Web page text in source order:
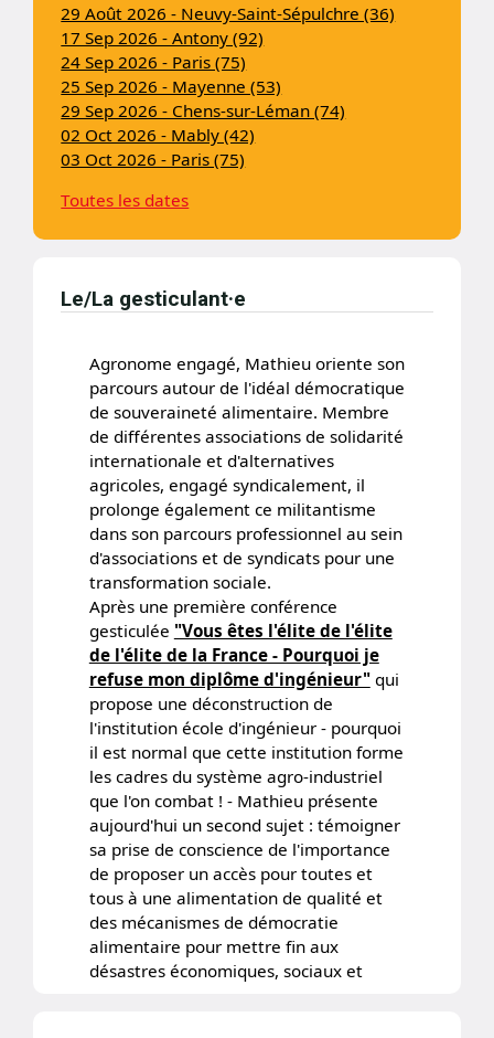
29 Août 2026 - Neuvy-Saint-Sépulchre (36)
17 Sep 2026 - Antony (92)
24 Sep 2026 - Paris (75)
25 Sep 2026 - Mayenne (53)
29 Sep 2026 - Chens-sur-Léman (74)
02 Oct 2026 - Mably (42)
03 Oct 2026 - Paris (75)
Toutes les dates
Le/La gesticulant·e
Agronome engagé, Mathieu oriente son
parcours autour de l'idéal démocratique
de souveraineté alimentaire. Membre
de différentes associations de solidarité
internationale et d'alternatives
agricoles, engagé syndicalement, il
prolonge également ce militantisme
dans son parcours professionnel au sein
d'associations et de syndicats pour une
transformation sociale.
Après une première conférence
gesticulée "Vous êtes l'élite de l'élite
de l'élite de la France - Pourquoi je
refuse mon diplôme d'ingénieur"qui
propose une déconstruction de
l'institution école d'ingénieur - pourquoi
il est normal que cette institution forme
les cadres du système agro-industriel
que l'on combat ! - Mathieu présente
aujourd'hui un second sujet : témoigner
sa prise de conscience de l'importance
de proposer un accès pour toutes et
tous à une alimentation de qualité et
des mécanismes de démocratie
alimentaire pour mettre fin aux
désastres économiques, sociaux et